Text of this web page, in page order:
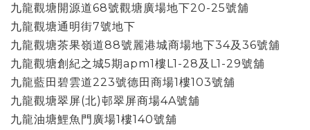
九龍觀塘開源道68號觀塘廣場地下20-25號舖
九龍觀塘通明街7號地下
九龍觀塘茶果嶺道88號麗港城商場地下34及36號舖
九龍觀塘創紀之城5期apm1樓L1-28及L1-29號舖
九龍藍田碧雲道223號德田商場1樓103號舖
九龍觀塘翠屏(北)邨翠屏商場4A號舖
九龍油塘鯉魚門廣場1樓140號舖